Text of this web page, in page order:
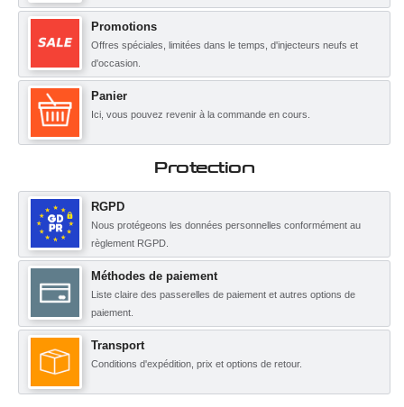
Promotions
Offres spéciales, limitées dans le temps, d'injecteurs neufs et
d'occasion.
Panier
Ici, vous pouvez revenir à la commande en cours.
Protection
RGPD
Nous protégeons les données personnelles conformément au
règlement RGPD.
Méthodes de paiement
Liste claire des passerelles de paiement et autres options de
paiement.
Transport
Conditions d'expédition, prix et options de retour.